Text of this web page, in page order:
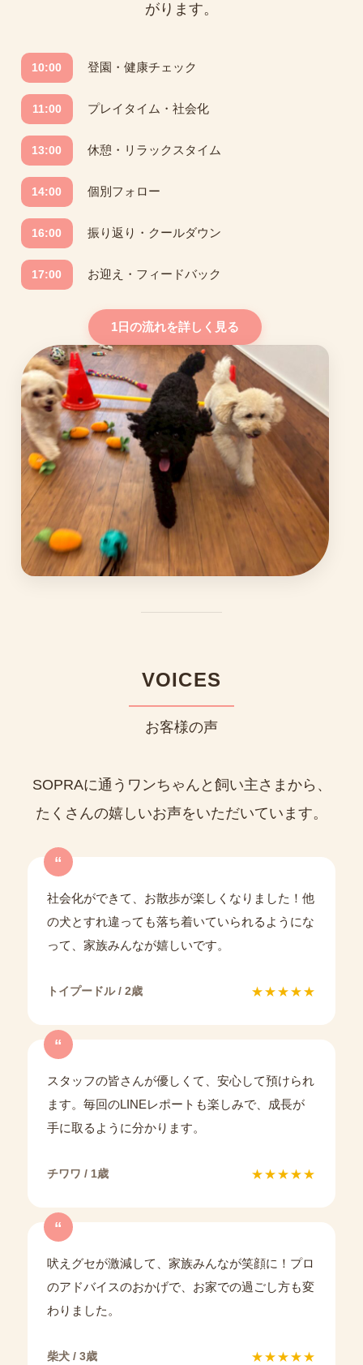
がります。
10:00 登園・健康チェック
11:00 プレイタイム・社会化
13:00 休憩・リラックスタイム
14:00 個別フォロー
16:00 振り返り・クールダウン
17:00 お迎え・フィードバック
1日の流れを詳しく見る
VOICES
お客様の声
SOPRAに通うワンちゃんと飼い主さまから、
たくさんの嬉しいお声をいただいています。
“
社会化ができて、お散歩が楽しくなりました！他
の犬とすれ違っても落ち着いていられるようにな
って、家族みんなが嬉しいです。
トイプードル / 2歳 ★★★★★
“
スタッフの皆さんが優しくて、安心して預けられ
ます。毎回のLINEレポートも楽しみで、成長が
手に取るように分かります。
チワワ / 1歳 ★★★★★
“
吠えグセが激減して、家族みんなが笑顔に！プロ
のアドバイスのおかげで、お家での過ごし方も変
わりました。
柴犬 / 3歳 ★★★★★